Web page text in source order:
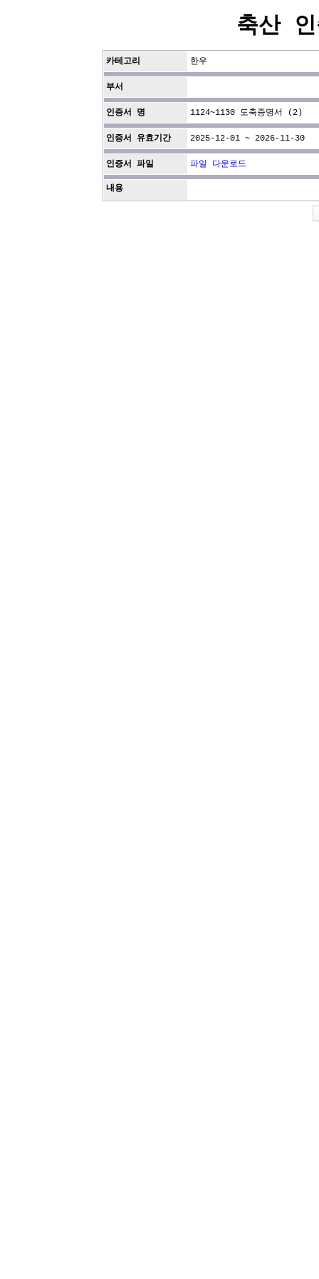
축산
카테고리 한우
부서
인증서 명 1124~1130 도축증명서 (2)
인증서 유효기간 2025-12-01 ~ 2026-11-30
인증서 파일 파일 다운로드
내용